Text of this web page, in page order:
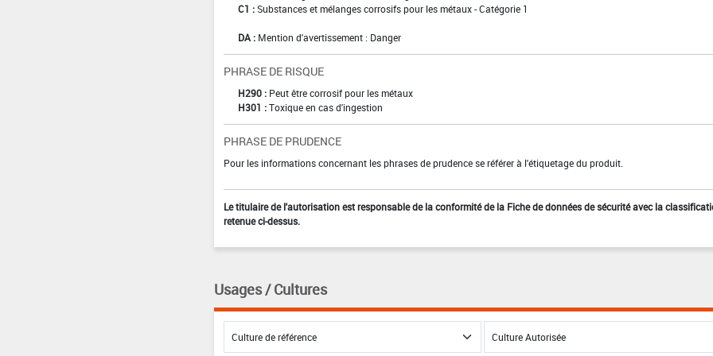
C1 : Substances et mélanges corrosifs pour les métaux - Catégorie 1
DA : Mention d'avertissement : Danger
PHRASE DE RISQUE
H290 : Peut être corrosif pour les métaux
H301 : Toxique en cas d'ingestion
PHRASE DE PRUDENCE
Pour les informations concernant les phrases de prudence se référer à l'étiquetage du produit.
Le titulaire de l'autorisation est responsable de la conformité de la Fiche de données de sécurité avec la
retenue ci-dessus.
Usages / Cultures